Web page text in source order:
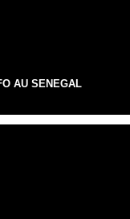
AU SENEGAL